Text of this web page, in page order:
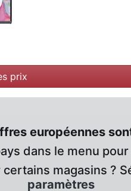
prix
européennes
dans le menu
magasins ?
paramètres